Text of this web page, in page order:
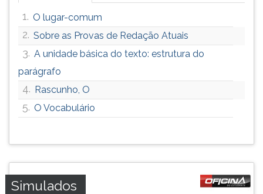
1. O lugar-comum
2. Sobre as Provas de Redação Atuais
3. A unidade básica do texto: estrutura do
parágrafo
4. Rascunho, O
5. O Vocabulário
Simulados